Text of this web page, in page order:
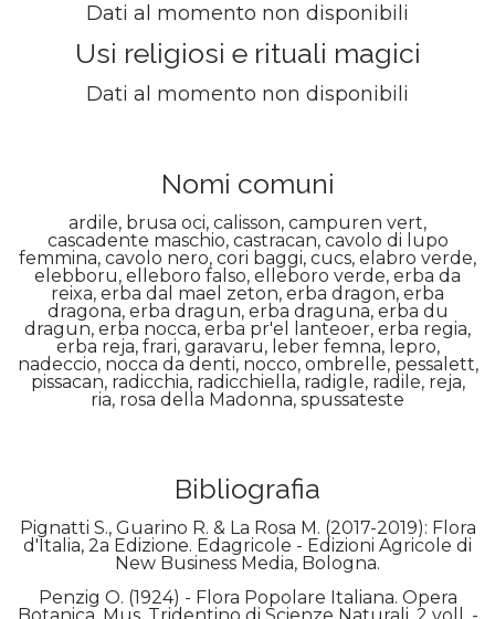
Dati al momento non disponibili
Usi religiosi e rituali magici
Dati al momento non disponibili
Nomi comuni
ardile, brusa oci, calisson, campuren vert,
cascadente maschio, castracan, cavolo di lupo
femmina, cavolo nero, cori baggi, cucs, elabro verde,
elebboru, elleboro falso, elleboro verde, erba da
reixa, erba dal mael zeton, erba dragon, erba
dragona, erba dragun, erba draguna, erba du
dragun, erba nocca, erba pr'el lanteoer, erba regia,
erba reja, frari, garavaru, leber femna, lepro,
nadeccio, nocca da denti, nocco, ombrelle, pessalett,
pissacan, radicchia, radicchiella, radigle, radile, reja,
ria, rosa della Madonna, spussateste
Bibliografia
Pignatti S., Guarino R. & La Rosa M. (2017-2019): Flora
d'Italia, 2a Edizione. Edagricole - Edizioni Agricole di
New Business Media, Bologna.
Penzig O. (1924) - Flora Popolare Italiana. Opera